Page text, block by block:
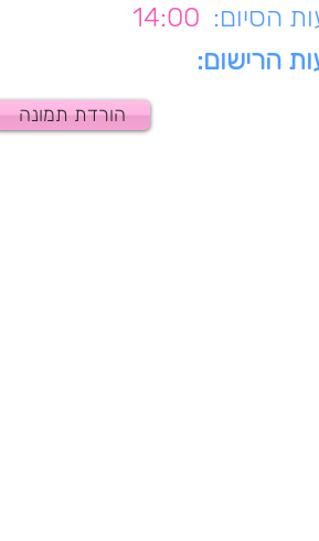
14:00 הסיום:
הרישום:
הורדת תמונה